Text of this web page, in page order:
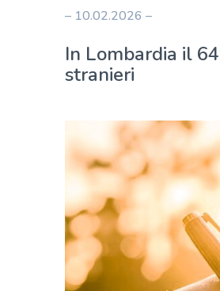
– 10.02.2026 –
In Lombardia il
stranieri